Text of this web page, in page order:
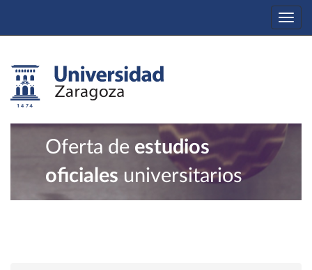
Oferta de estudios
oficiales universitarios